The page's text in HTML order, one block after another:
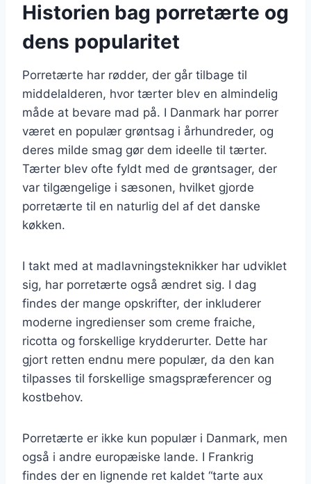
Historien bag porretærte og
dens popularitet
Porretærte har rødder, der går tilbage til
middelalderen, hvor tærter blev en almindelig
måde at bevare mad på. I Danmark har porrer
været en populær grøntsag i århundreder, og
deres milde smag gør dem ideelle til tærter.
Tærter blev ofte fyldt med de grøntsager, der
var tilgængelige i sæsonen, hvilket gjorde
porretærte til en naturlig del af det danske
køkken.
I takt med at madlavningsteknikker har udviklet
sig, har porretærte også ændret sig. I dag
findes der mange opskrifter, der inkluderer
moderne ingredienser som creme fraiche,
ricotta og forskellige krydderurter. Dette har
gjort retten endnu mere populær, da den kan
tilpasses til forskellige smagspræferencer og
kostbehov.
Porretærte er ikke kun populær i Danmark, men
også i andre europæiske lande. I Frankrig
findes der en lignende ret kaldet “tarte aux